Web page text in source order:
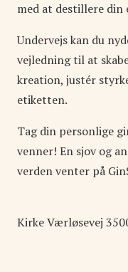
med at destillere din
Undervejs kan du
vejledning til at
kreation, justér
etiketten.
Tag din personlige
venner! En sjov og
verden venter på
Kirke Værløsevej